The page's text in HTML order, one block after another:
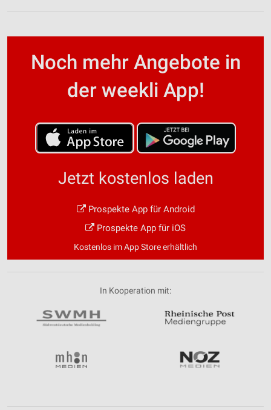
Noch mehr Angebote in
der weekli App!
Jetzt kostenlos laden
Prospekte App für Android
Prospekte App für iOS
Kostenlos im App Store erhältlich
In Kooperation mit: